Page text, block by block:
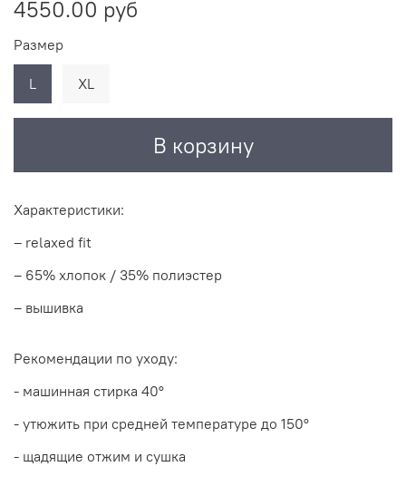
4550.00 руб
В корзину
Размер
L XL
Характеристики:
– relaxed fit
– 65% хлопок / 35% полиэстер
– вышивка
Рекомендации по уходу:
- машинная стирка 40°
- утюжить при средней температуре до 150°
- щадящие отжим и сушка